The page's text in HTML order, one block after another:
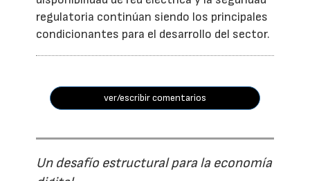
regulatoria continúan siendo los principales
condicionantes para el desarrollo del sector.
ver/escribir comentarios
Un desafío estructural para la economía